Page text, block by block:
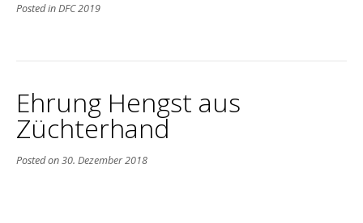
Posted inDFC 2019
Ehrung Hengst aus
Züchterhand
Posted on30. Dezember 2018